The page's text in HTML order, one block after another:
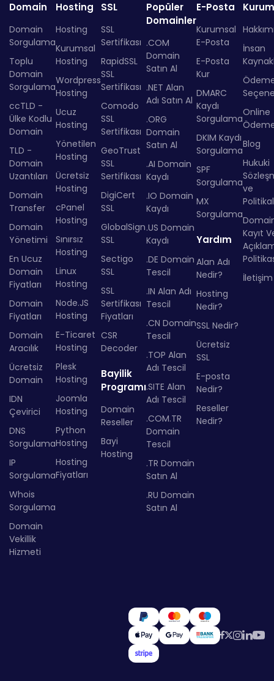
Domain
Domain
Sorgulama
Toplu
Domain
Sorgulama
ccTLD -
Ülke Kodlu
Domain
TLD -
Domain
Uzantıları
Domain
Transfer
Domain
Yönetimi
En Ucuz
Domain
Fiyatları
Domain
Fiyatları
Domain
Aracılık
Ücretsiz
Domain
IDN
Çevirici
DNS
Sorgulama
IP
Sorgulama
Whois
Sorgulama
Domain
Vekillik
Hizmeti
Hosting
Hosting
Kurumsal
Hosting
Wordpress
Hosting
Ucuz
Hosting
Yönetilen
Hosting
Ücretsiz
Hosting
cPanel
Hosting
Sınırsız
Hosting
Linux
Hosting
Node.JS
Hosting
E-Ticaret
Hosting
Plesk
Hosting
Joomla
Hosting
Python
Hosting
Hosting
Fiyatları
SSL
SSL
Sertifikası
RapidSSL
SSL
Sertifikası
Comodo
SSL
Sertifikası
GeoTrust
SSL
Sertifikası
DigiCert
SSL
GlobalSign
SSL
Sectigo
SSL
SSL
Sertifikası
Fiyatları
CSR
Decoder
Bayilik
Programı
Domain
Reseller
Bayi
Hosting
Popüler
Domainler
.COM
Domain
Satın Al
.NET Alan
Adı Satın Al
.ORG
Domain
Satın Al
.AI Domain
Kaydı
.IO Domain
Kaydı
.US Domain
Kaydı
.DE Domain
Tescil
.IN Alan Adı
Tescil
.CN Domain
Tescil
.TOP Alan
Adı Tescil
.SITE Alan
Adı Tescil
.COM.TR
Domain
Tescil
.TR Domain
Satın Al
.RU Domain
Satın Al
E-Posta
Kurumsal
E-Posta
E-Posta
Kur
DMARC
Kaydı
Sorgulama
DKIM Kaydı
Sorgulama
SPF
Sorgulama
MX
Sorgulama
Yardım
Alan Adı
Nedir?
Hosting
Nedir?
SSL Nedir?
Ücretsiz
SSL
E-posta
Nedir?
Reseller
Nedir?
İnsan
Online
Blog
Hukuki
ve
Kayıt
İletişim